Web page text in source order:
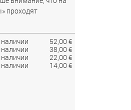
проходят
наличии
52,00 €
наличии
38,00 €
наличии
22,00 €
наличии
14,00 €